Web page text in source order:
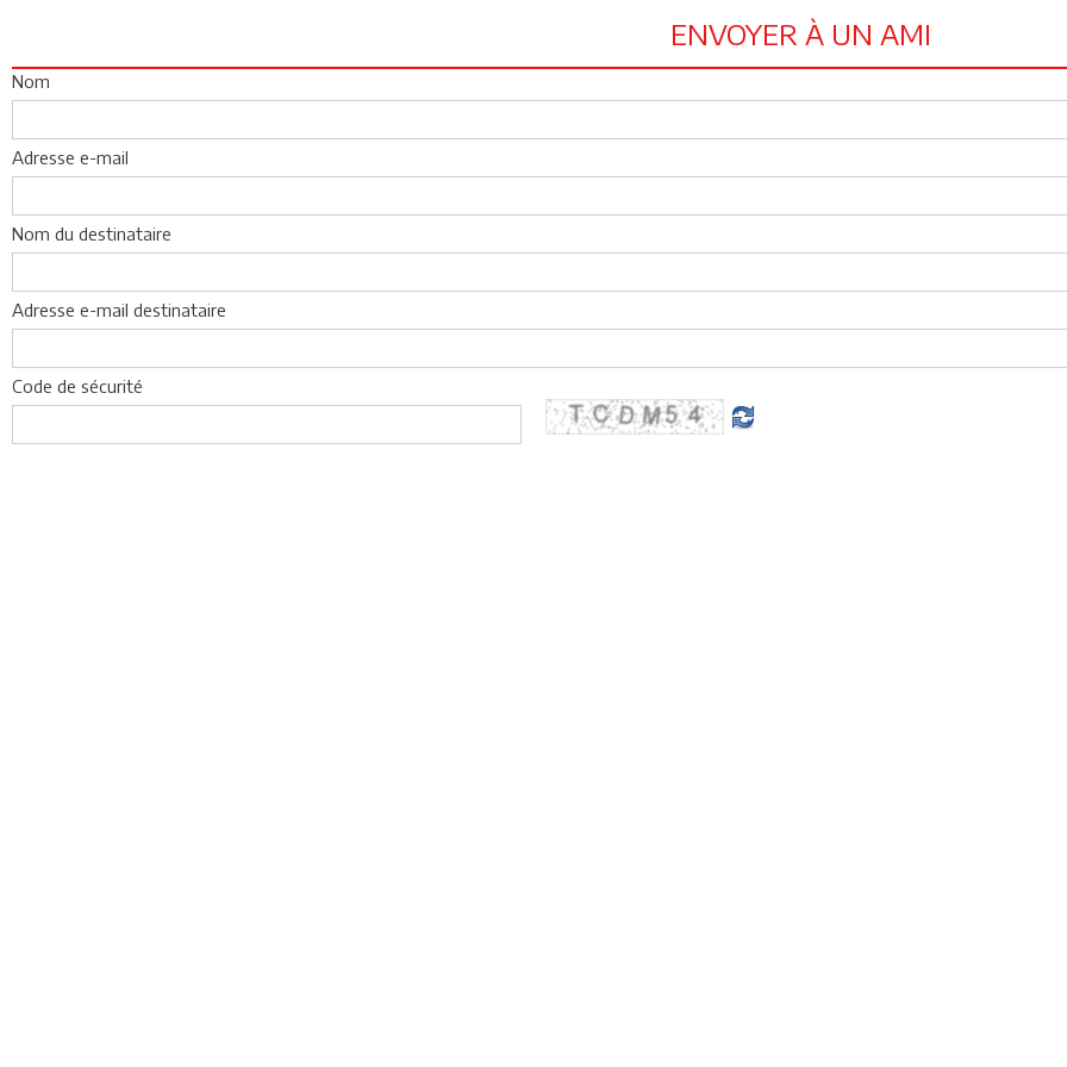
ENVOYER À UN AMI
Nom
Adresse e-mail
Nom du destinataire
Adresse e-mail destinataire
Code de sécurité